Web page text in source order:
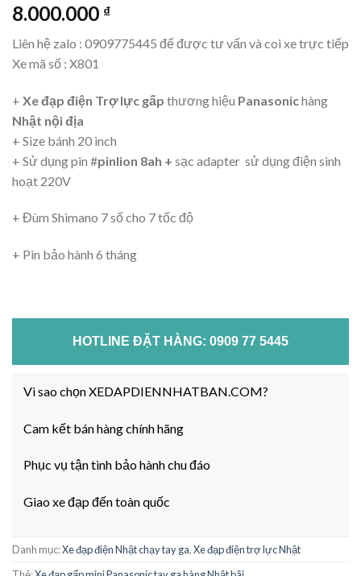
8.000.000 ₫
Liên hệ zalo : 0909775445 để được tư vấn và coi xe trực tiếp
Xe mã số : X801
+ Xe đạp điện Trợ lực gấp thương hiệu Panasonichàng
Nhật nội địa
+ Size bánh 20 inch
+ Sử dụng pin #pinlion 8ah + sạc adapter sử dụng điện sinh
hoạt 220V
+ Đùm Shimano 7 số cho 7 tốc độ
+ Pin bảo hành 6 tháng
HOTLINE ĐẶT HÀNG: 0909 77 5445
Vì sao chọn XEDAPDIENNHATBAN.COM?
Cam kết bán hàng chính hãng
Phục vụ tận tình bảo hành chu đáo
Giao xe đạp đến toàn quốc
Danh mục:Xe đạp điện Nhật chạy tay ga,Xe đạp điện trợ lực Nhật